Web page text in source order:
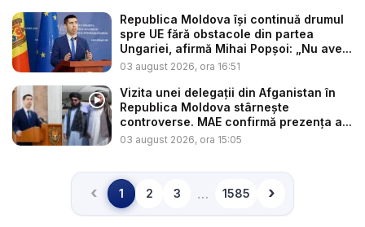
Republica Moldova își continuă drumul
spre UE fără obstacole din partea
Ungariei, afirmă Mihai Popșoi: „Nu ave...
03 august 2026, ora 16:51
Vizita unei delegații din Afganistan în
Republica Moldova stârnește
controverse. MAE confirmă prezența a...
03 august 2026, ora 15:05
‹Înapoi
1 2 3 … 1585 Înainte
›